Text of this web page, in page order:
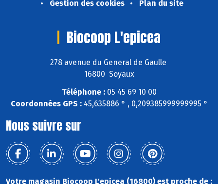
Gestion des cookies
Plan du site
Biocoop L'epicea
278 avenue du General de Gaulle
16800 Soyaux
Téléphone :05 45 69 10 00
Coordonnées GPS :45,635886 ° , 0,209385999999995 °
Nous suivre sur
Votre magasin Biocoop L'epicea (16800) est proche de :